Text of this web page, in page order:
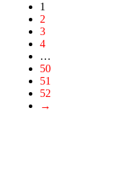
1
2
3
4
…
50
51
52
→